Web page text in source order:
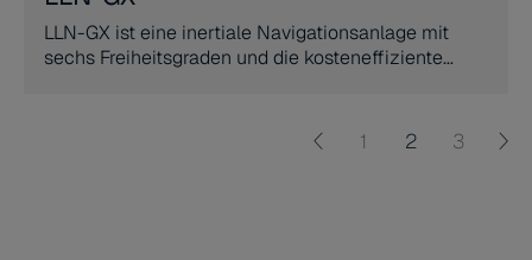
LLN-GX ist eine inertiale Navigationsanlage mit
sechs Freiheitsgraden und die kosteneffiziente
1 2 3